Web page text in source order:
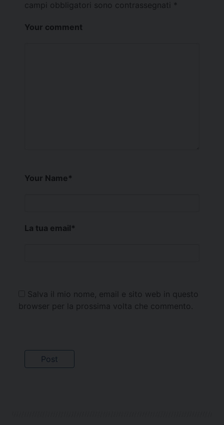
campi obbligatori sono contrassegnati *
Your comment
Your Name*
La tua email*
Salva il mio nome, email e sito web in questo
browser per la prossima volta che commento.